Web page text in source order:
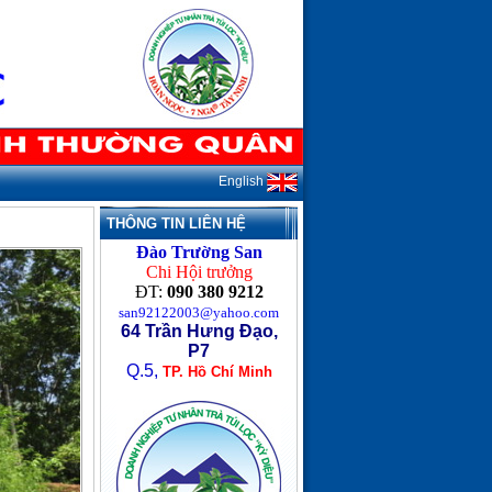
English
THÔNG TIN LIÊN HỆ
Đào Trường San
Chi Hội trưởng
ĐT: 090 380 9212
san92122003@yahoo.com
64 Trần Hưng Đạo,
P7
Q.5, TP. Hồ Chí Minh